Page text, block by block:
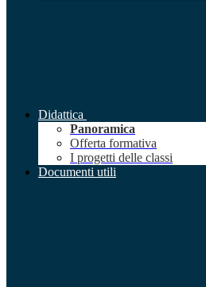
Didattica
Panoramica
Offerta formativa
I progetti delle classi
Documenti utili